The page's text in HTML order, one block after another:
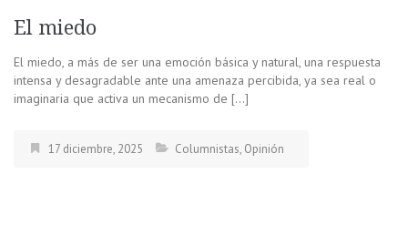
El miedo
El miedo, a más de ser una emoción básica y natural, una respuesta
intensa y desagradable ante una amenaza percibida, ya sea real o
imaginaria que activa un mecanismo de […]
17 diciembre, 2025 Columnistas, Opinión